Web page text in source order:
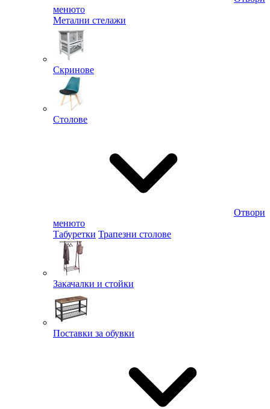
менюто
Метални стелажи
Скринове
Столове
Отвори
менюто
Табуретки Трапезни столове
Закачалки и стойки
Поставки за обувки